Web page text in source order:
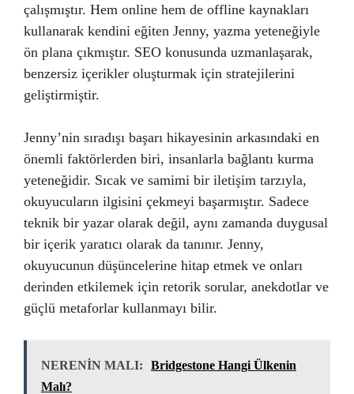
çalışmıştır. Hem online hem de offline kaynakları
kullanarak kendini eğiten Jenny, yazma yeteneğiyle
ön plana çıkmıştır. SEO konusunda uzmanlaşarak,
benzersiz içerikler oluşturmak için stratejilerini
geliştirmiştir.
Jenny’nin sıradışı başarı hikayesinin arkasındaki en
önemli faktörlerden biri, insanlarla bağlantı kurma
yeteneğidir. Sıcak ve samimi bir iletişim tarzıyla,
okuyucuların ilgisini çekmeyi başarmıştır. Sadece
teknik bir yazar olarak değil, aynı zamanda duygusal
bir içerik yaratıcı olarak da tanınır. Jenny,
okuyucunun düşüncelerine hitap etmek ve onları
derinden etkilemek için retorik sorular, anekdotlar ve
güçlü metaforlar kullanmayı bilir.
NERENİN MALI:
Bridgestone Hangi Ülkenin
Malı?